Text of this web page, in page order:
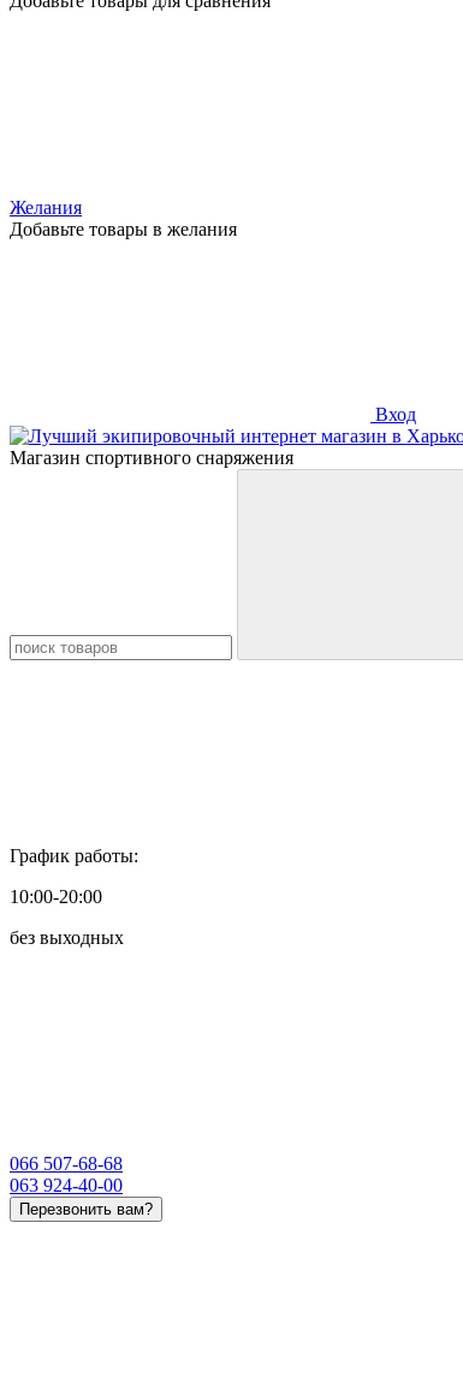
Желания
Добавьте товары в желания
Вход
Магазин спортивного снаряжения
График работы:
10:00-20:00
без выходных
066 507-68-68
063 924-40-00
Перезвонить вам?